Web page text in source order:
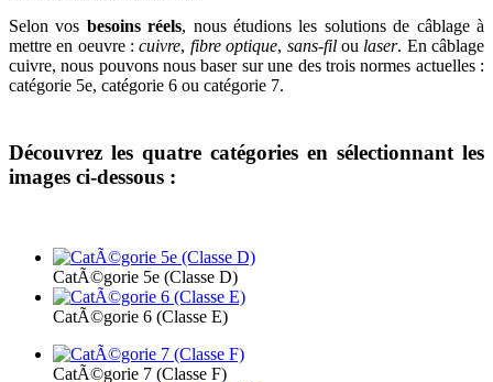
Selon vos besoins réels, nous étudions les solutions de câblage à
mettre en oeuvre :cuivre, fibre optique, sans-filou laser. En câblage
cuivre, nous pouvons nous baser sur une des trois normes actuelles :
catégorie 5e, catégorie 6 ou catégorie 7.
Découvrez les quatre catégories en sélectionnant les
images ci-dessous :
CatÃ©gorie 5e (Classe D)
CatÃ©gorie 6 (Classe E)
CatÃ©gorie 7 (Classe F)